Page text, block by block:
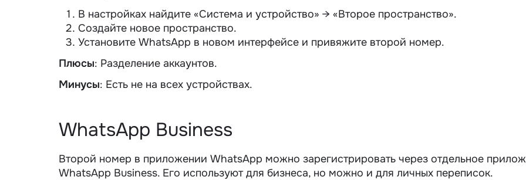
В настройках найдите «Система и устройство» → «Второе пространство».
Создайте новое пространство.
Установите WhatsApp в новом интерфейсе и привяжите второй номер.
Плюсы: Разделение аккаунтов.
Минусы: Есть не на всех устройствах.
WhatsApp Business
Второй номер в приложении WhatsApp можно зарегистрировать через отдельное
WhatsApp Business. Его используют для бизнеса, но можно и для личных переписок.